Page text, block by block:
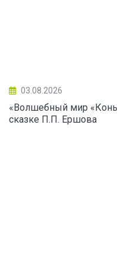
03.08.2026
«Волшебный мир
сказке П.П. Ершова